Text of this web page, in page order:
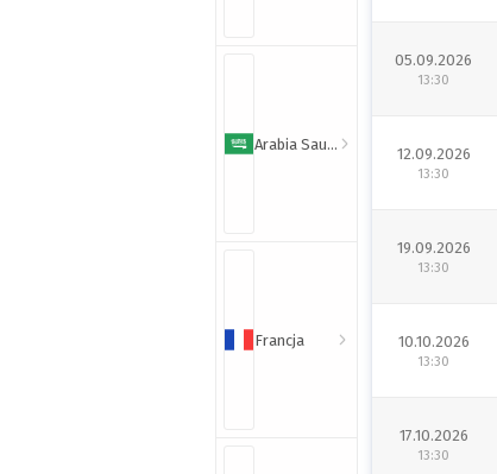
Arabia Saudyjska
Francja
05.09.2026
13:30
12.09.2026
13:30
19.09.2026
13:30
10.10.2026
13:30
17.10.2026
13:30